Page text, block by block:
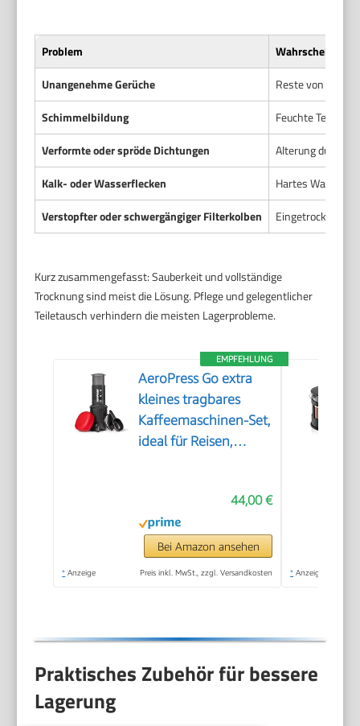
Problem
Wahrscheinliche
Unangenehme Gerüche
Reste von
Schimmelbildung
Feuchte Teile
Verformte oder spröde Dichtungen
Alterung durch
Kalk- oder Wasserflecken
Hartes Wasser
Verstopfter oder schwergängiger Filterkolben
Eingetrocknete
Kurz zusammengefasst: Sauberkeit und vollständige
Trocknung sind meist die Lösung. Pflege und gelegentlicher
Teiletausch verhindern die meisten Lagerprobleme.
EMPFEHLUNG
AeroPress Go extra
kleines tragbares
Kaffeemaschinen-Set,
ideal für Reisen,
Press, manuelle
Espresso- & Pour-
Over-
Kaffeemaschine, 2
44,00 €
Bei Amazon ansehen
* Anzeige Preis inkl. MwSt., zzgl. Versandkosten * Anzeige
Praktisches Zubehör für bessere
Lagerung